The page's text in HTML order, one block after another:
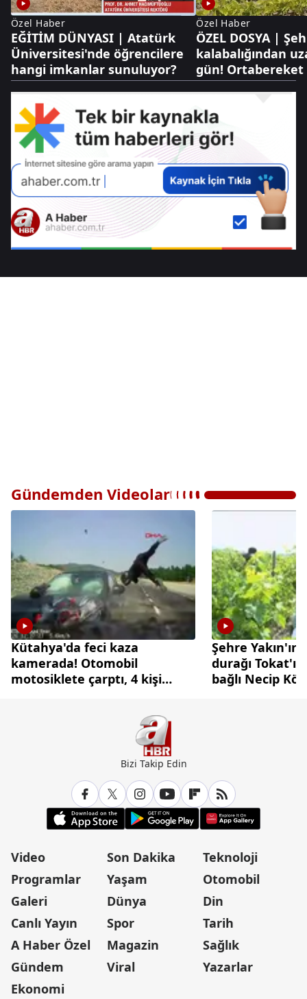
Özel Haber
EĞİTİM DÜNYASI | Atatürk
Üniversitesi'nde öğrencilere
hangi imkanlar sunuluyor?
Özel Haber
ÖZEL DOSYA |
kalabalığından
gün! Ortabereket
hayat böyle
Gündemden Videolar
Kütahya'da feci kaza
kamerada! Otomobil
motosiklete çarptı, 4 kişi
Şehre
durağı
bağlı Necip
Bizi Takip Edin
Video
Programlar
Galeri
Canlı Yayın
A Haber Özel
Gündem
Ekonomi
Son Dakika
Yaşam
Dünya
Spor
Magazin
Viral
Teknoloji
Otomobil
Din
Tarih
Sağlık
Yazarlar